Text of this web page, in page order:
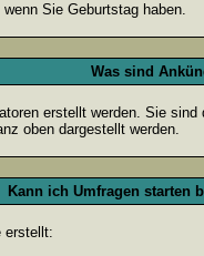
wenn Sie Geburtstag haben.
Was sind
erstellt werden. Sie
oben dargestellt werden.
Kann ich Umfragen starten
erstellt: